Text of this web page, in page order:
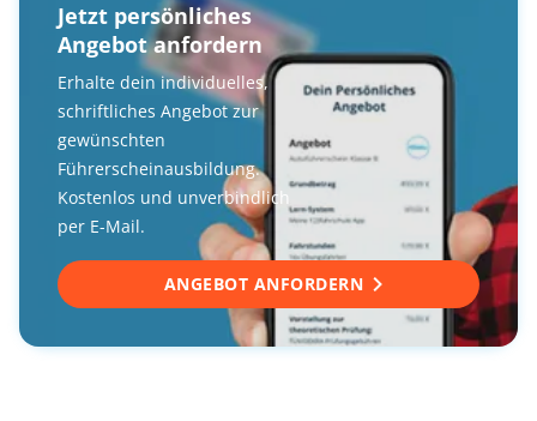
Jetzt persönliches
Angebot anfordern
Erhalte dein individuelles,
schriftliches Angebot zur
gewünschten
Führerscheinausbildung.
Kostenlos und unverbindlich
per E-Mail.
ANGEBOT ANFORDERN